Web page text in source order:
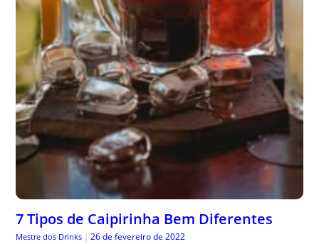
7 Tipos de Caipirinha Bem Diferentes
Mestre dos Drinks | 26 de fevereiro de 2022